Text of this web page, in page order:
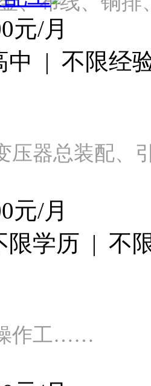
元/月
中 | 不限经
压器总装配
元/月
学历 | 不
作工……